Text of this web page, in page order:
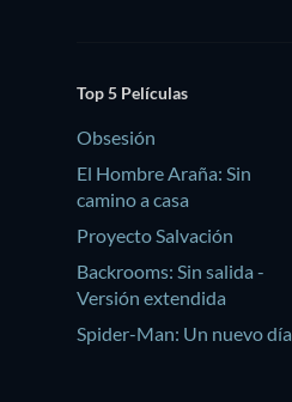
Top 5 Películas
Obsesión
El Hombre Araña: Sin
camino a casa
Proyecto Salvación
Backrooms: Sin salida -
Versión extendida
Spider-Man: Un nuevo día